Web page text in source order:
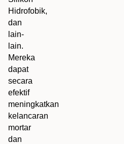
Hidrofobik,
dan
lain-
lain.
Mereka
dapat
secara
efektif
meningkatkan
kelancaran
mortar
dan